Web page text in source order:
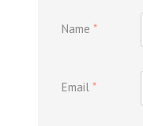
Name *
Email *